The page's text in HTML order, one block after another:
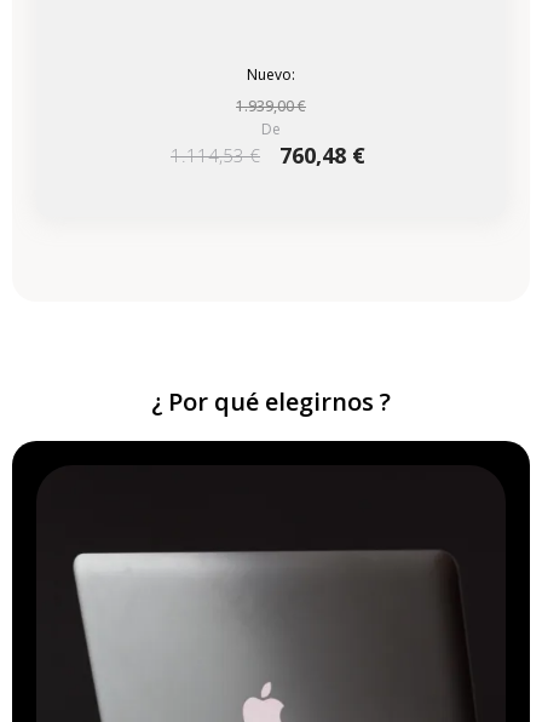
Nuevo:
1.939,00 €
De
1.114,53 € 760,48 €
¿ Por qué elegirnos ?